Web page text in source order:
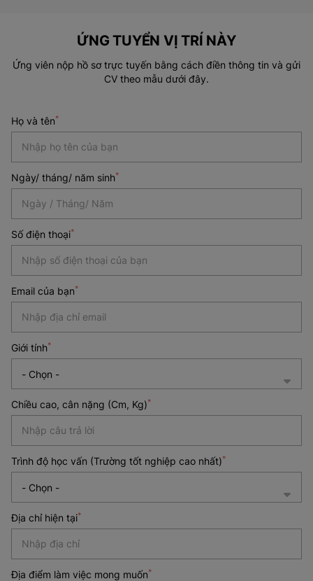
ỨNG TUYỂN VỊ TRÍ NÀY
Ứng viên nộp hồ sơ trực tuyến bằng cách điền thông tin và gửi
CV theo mẫu dưới đây.
Họ và tên*
Ngày/ tháng/ năm sinh*
*
Số điện thoại*
Email của bạn*
Giới tính*
Chiều cao, cân nặng (Cm, Kg)*
Trình độ học vấn (Trường tốt nghiệp cao nhất)*
Địa chỉ hiện tại*
Địa điểm làm việc mong muốn*